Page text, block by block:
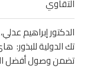
التقاوي
الدكتور إبراهيم
تك الدولية للبذور:
تضمن وصول أفضل